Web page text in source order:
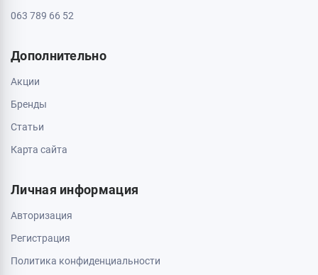
063 789 66 52
Дополнительно
Акции
Бренды
Статьи
Карта сайта
Личная информация
Авторизация
Регистрация
Политика конфиденциальности